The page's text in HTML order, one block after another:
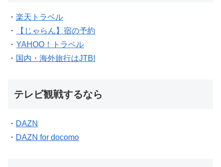
・ 楽天トラベル
・
【じゃらん】宿の予約
・ YAHOO！トラベル
・ 国内・海外旅行はJTB!
テレビ観戦するなら
・ DAZN
・ DAZN for docomo